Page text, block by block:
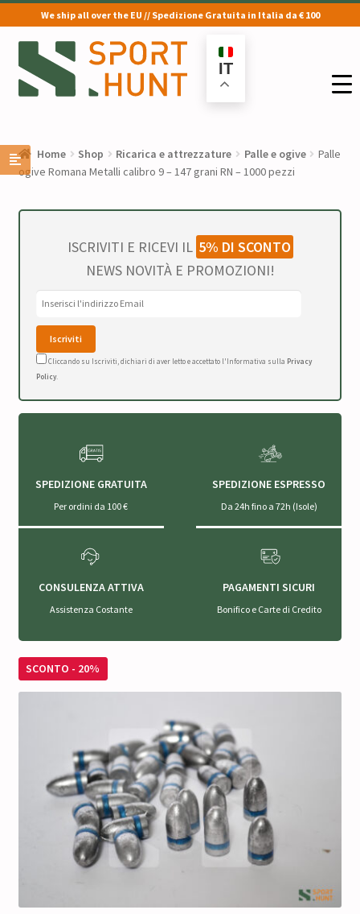
We ship all over the EU // Spedizione Gratuita in Italia da € 100
Vai
alla
navigazione
Vai
al
contenuto
IT
Home Shop Ricarica e attrezzature Palle e ogive
Palle
ogive Romana Metalli calibro 9 – 147 grani RN – 1000 pezzi
ISCRIVITI E RICEVI IL 5% DI SCONTO
NEWS NOVITÀ E PROMOZIONI!
Cliccando su Iscriviti, dichiari di aver letto e accettato l'Informativa sulla Privacy
Policy.
SPEDIZIONE GRATUITA
Per ordini da 100 €
SPEDIZIONE ESPRESSO
Da 24h fino a 72h (Isole)
CONSULENZA ATTIVA
Assistenza Costante
PAGAMENTI SICURI
Bonifico e Carte di Credito
SCONTO - 20%